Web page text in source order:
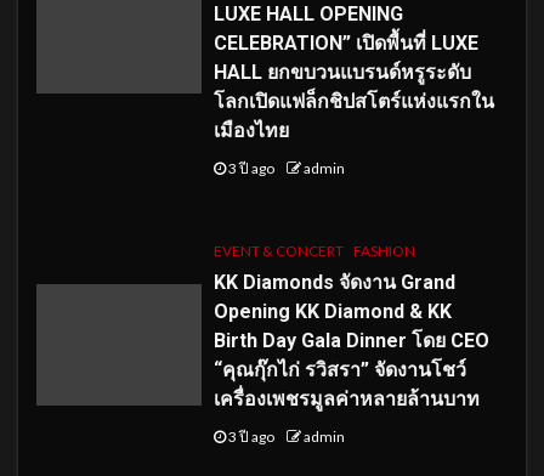
LUXE HALL OPENING
CELEBRATION” เปิดพื้นที่ LUXE
HALL ยกขบวนแบรนด์หรูระดับ
โลกเปิดแฟล็กชิปสโตร์แห่งแรกใน
เมืองไทย
3 ปี ago admin
EVENT & CONCERT FASHION
KK Diamonds จัดงาน Grand
Opening KK Diamond & KK
Birth Day Gala Dinner โดย CEO
“คุณกุ๊กไก่ รวิสรา” จัดงานโชว์
เครื่องเพชรมูลค่าหลายล้านบาท
3 ปี ago admin